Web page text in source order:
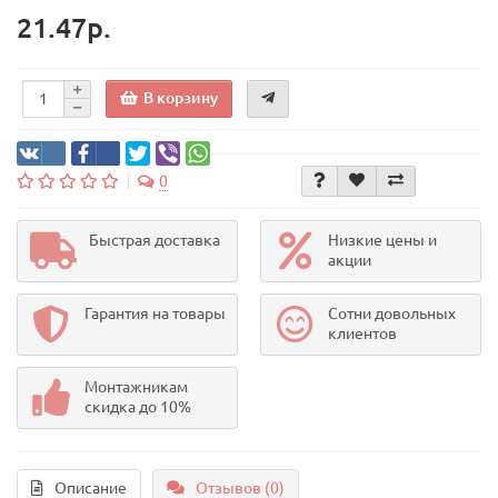
21.47р.
В корзину
0
Быстрая доставка
Низкие цены и
акции
Гарантия на товары
Сотни довольных
клиентов
Монтажникам
скидка до 10%
Описание Отзывов (0)